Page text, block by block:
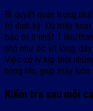
Bí quyết quan trọng
trì định kỳ. Dù máy
bảo trì ít nhất 1 lần/
nhỏ như ốc vít lỏng,
Việc xử lý kịp thời
hỏng lớn, giúp máy
Kiểm tra sau mỗi